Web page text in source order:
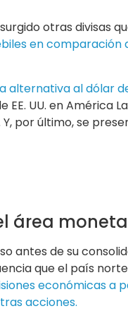
otras divisas
en
alternativa al dólar
UU. en América
por último, se
área
antes de su
que el país
económicas
acciones.